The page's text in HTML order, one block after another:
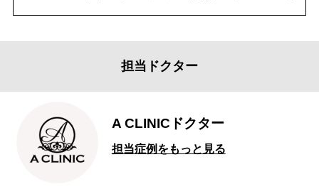
担当ドクター
A CLINICドクター
担当症例をもっと見る